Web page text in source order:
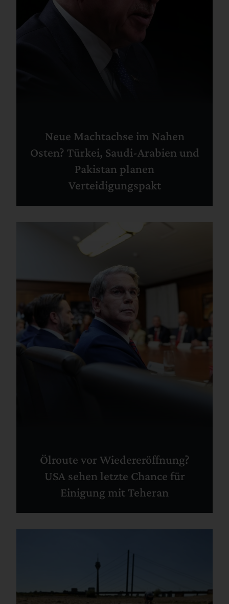
Neue Machtachse im Nahen
Osten? Türkei, Saudi-Arabien und
Pakistan planen
Verteidigungspakt
Ölroute vor Wiedereröffnung?
USA sehen letzte Chance für
Einigung mit Teheran